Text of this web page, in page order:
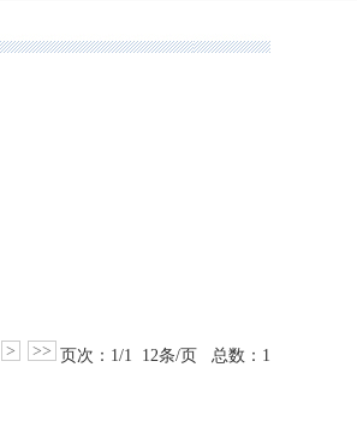
页次：1/1 12条/页 总数：1
> >>